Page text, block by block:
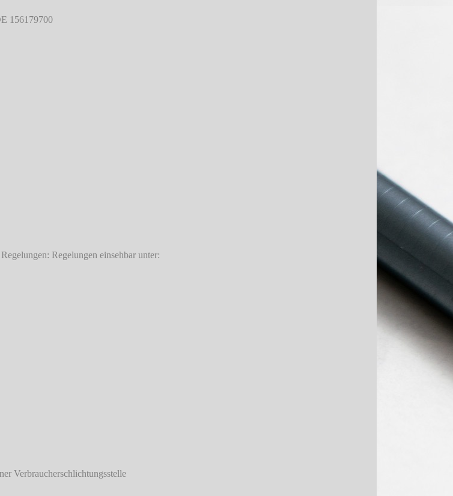
156179700
Regelungen einsehbar unter:
Verbraucherschlichtungsstelle